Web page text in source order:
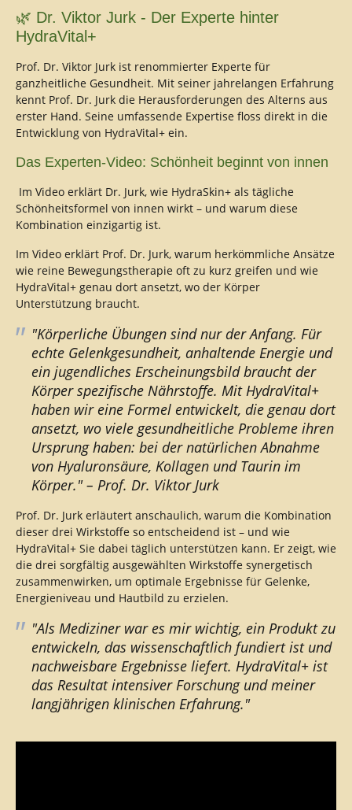
🌿 Dr. Viktor Jurk - Der Experte hinter
HydraVital+
Prof. Dr. Viktor Jurk ist renommierter Experte für
ganzheitliche Gesundheit. Mit seiner jahrelangen Erfahrung
kennt Prof. Dr. Jurk die Herausforderungen des Alterns aus
erster Hand. Seine umfassende Expertise floss direkt in die
Entwicklung von HydraVital+ ein.
Das Experten-Video: Schönheit beginnt von innen
Im Video erklärt Dr. Jurk, wie HydraSkin+ als tägliche
Schönheitsformel von innen wirkt – und warum diese
Kombination einzigartig ist.
Im Video erklärt Prof. Dr. Jurk, warum herkömmliche Ansätze
wie reine Bewegungstherapie oft zu kurz greifen und wie
HydraVital+ genau dort ansetzt, wo der Körper
Unterstützung braucht.
"Körperliche Übungen sind nur der Anfang. Für
echte Gelenkgesundheit, anhaltende Energie und
ein jugendliches Erscheinungsbild braucht der
Körper spezifische Nährstoffe. Mit HydraVital+
haben wir eine Formel entwickelt, die genau dort
ansetzt, wo viele gesundheitliche Probleme ihren
Ursprung haben: bei der natürlichen Abnahme
von Hyaluronsäure, Kollagen und Taurin im
Körper." – Prof. Dr. Viktor Jurk
Prof. Dr. Jurk erläutert anschaulich, warum die Kombination
dieser drei Wirkstoffe so entscheidend ist – und wie
HydraVital+ Sie dabei täglich unterstützen kann. Er zeigt, wie
die drei sorgfältig ausgewählten Wirkstoffe synergetisch
zusammenwirken, um optimale Ergebnisse für Gelenke,
Energieniveau und Hautbild zu erzielen.
"Als Mediziner war es mir wichtig, ein Produkt zu
entwickeln, das wissenschaftlich fundiert ist und
nachweisbare Ergebnisse liefert. HydraVital+ ist
das Resultat intensiver Forschung und meiner
langjährigen klinischen Erfahrung."